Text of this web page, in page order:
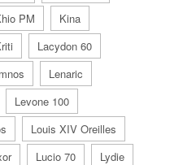
PM
Kina
Lacydon 60
Lenaric
Levone 100
Louis XIV Oreilles
Lucio 70
Lydie